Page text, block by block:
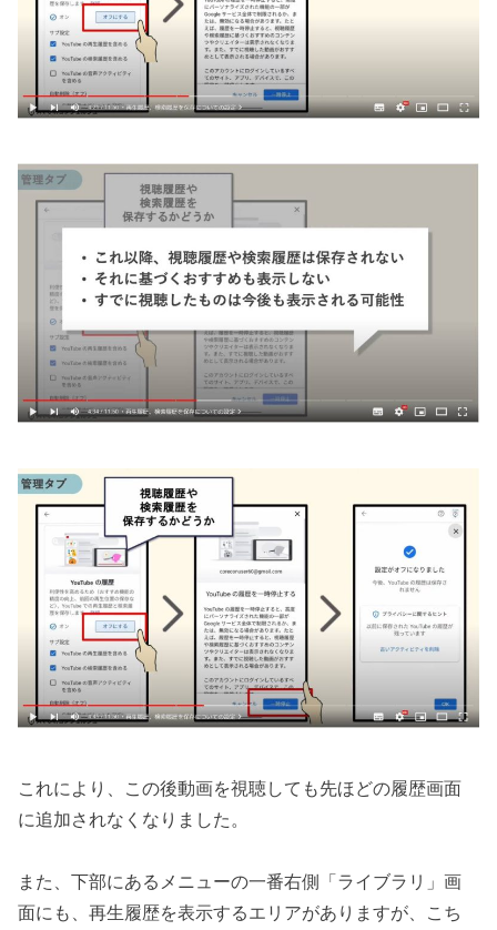
これにより、この後動画を視聴しても先ほどの履歴画面
に追加されなくなりました。
また、下部にあるメニューの一番右側「ライブラリ」画
面にも、再生履歴を表示するエリアがありますが、こち